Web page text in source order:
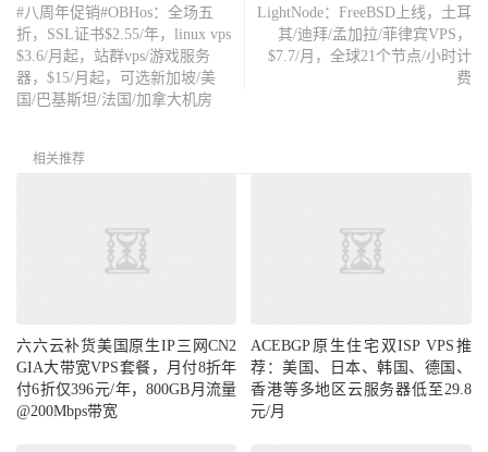
#八周年促销#OBHos：全场五
折，SSL证书$2.55/年，linux vps
$3.6/月起，站群vps/游戏服务
器，$15/月起，可选新加坡/美
国/巴基斯坦/法国/加拿大机房
LightNode：FreeBSD上线，土耳
其/迪拜/孟加拉/菲律宾VPS，
$7.7/月，全球21个节点/小时计
费
相关推荐
六六云补货美国原生IP三网CN2
GIA大带宽VPS套餐，月付8折年
付6折仅396元/年，800GB月流量
@200Mbps带宽
ACEBGP原生住宅双ISP VPS推
荐：美国、日本、韩国、德国、
香港等多地区云服务器低至29.8
元/月